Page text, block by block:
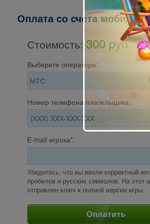
Оплата со счета
Стоимость: 300 pуб.
Выберите оператора:
Номер телефона плательщика:
E-mail игрока*:
Убедитесь, что вы ввели корректный
пробелов и русских символов. На этот
отправлен ключ к полной версии игры.